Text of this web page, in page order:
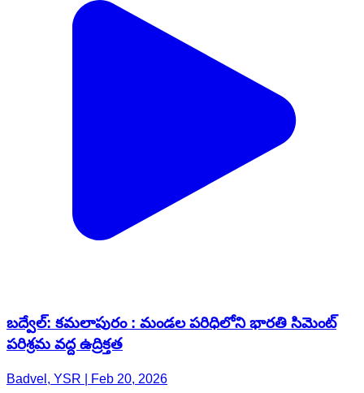
బద్వేల్: కమలాపురం : మండల పరిధిలోని భారతి సిమెంట్
పరిశ్రమ వద్ద ఉద్రిక్తత
Badvel, YSR | Feb 20, 2026